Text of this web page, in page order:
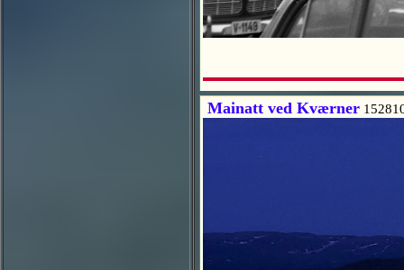
Mainatt ved Kværner